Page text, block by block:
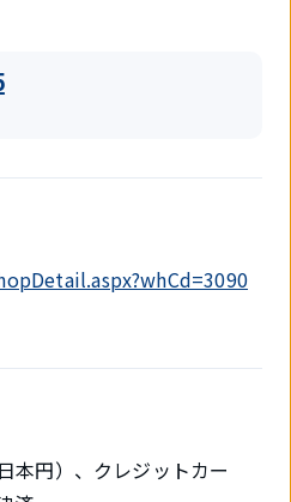
本円）、クレジットカー